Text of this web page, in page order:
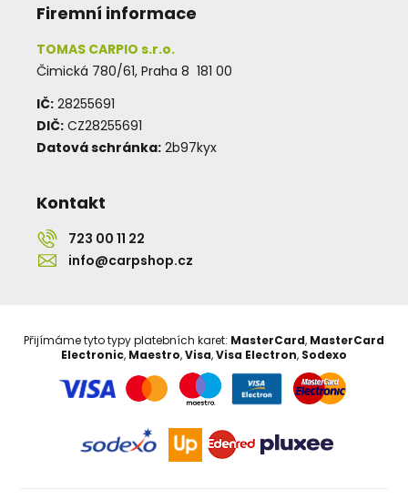
Firemní informace
TOMAS CARPIO s.r.o.
Čimická 780/61, Praha 8 181 00
IČ: 28255691
DIČ: CZ28255691
Datová schránka: 2b97kyx
Kontakt
723 00 11 22
info@carpshop.cz
Přijímáme tyto typy platebních karet: MasterCard, MasterCard
Electronic, Maestro,Visa,Visa Electron, Sodexo